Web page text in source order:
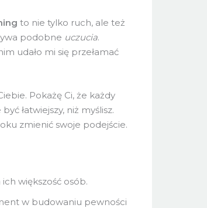
to nie tylko ruch, ale też
podobne uczucia.
udało mi się przełamać
Pokażę Ci, że każdy
łatwiejszy, niż myślisz.
zmienić swoje podejście.
większość osób.
w budowaniu pewności